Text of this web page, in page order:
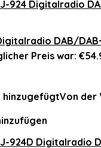
DAB/
Preis war:
hinzugefügtVon der